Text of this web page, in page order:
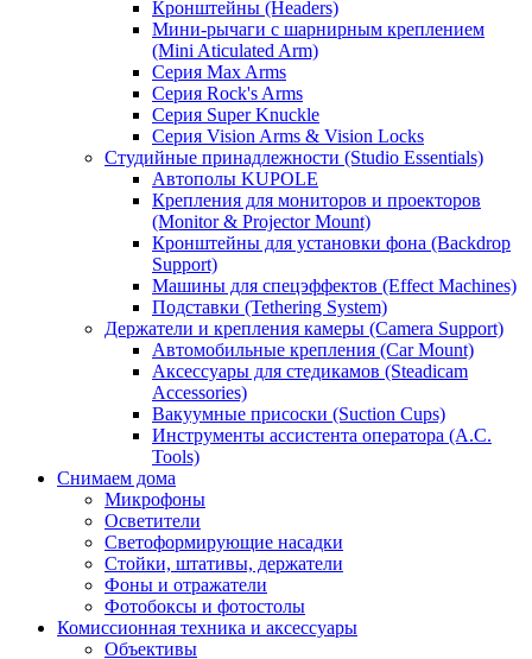
Кронштейны (Headers)
Мини-рычаги с шарнирным креплением
(Mini Aticulated Arm)
Серия Max Arms
Серия Rock's Arms
Серия Super Knuckle
Серия Vision Arms & Vision Locks
Студийные принадлежности (Studio Essentials)
Автополы KUPOLE
Крепления для мониторов и проекторов
(Monitor & Projector Mount)
Кронштейны для установки фона (Backdrop
Support)
Машины для спецэффектов (Effect Machines)
Подставки (Tethering System)
Держатели и крепления камеры (Camera Support)
Автомобильные крепления (Car Mount)
Аксессуары для стедикамов (Steadicam
Accessories)
Вакуумные присоски (Suction Cups)
Инструменты ассистента оператора (A.C.
Tools)
Снимаем дома
Микрофоны
Осветители
Светоформирующие насадки
Стойки, штативы, держатели
Фоны и отражатели
Фотобоксы и фотостолы
Комиссионная техника и аксессуары
Объективы